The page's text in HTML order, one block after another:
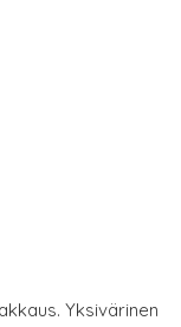
Yksivärinen